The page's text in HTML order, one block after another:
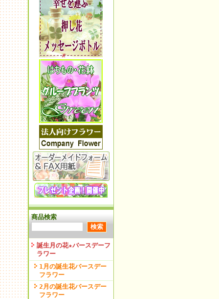
商品検索
誕生月の花★バースデーフ
ラワー
1月の誕生花バースデー
フラワー
2月の誕生花バースデー
フラワー